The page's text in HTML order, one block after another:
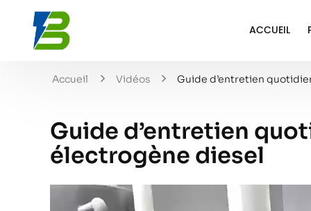
ACCUEIL
Accueil Vidéos Guide d’entretien
Guide d’entretien
électrogène diesel